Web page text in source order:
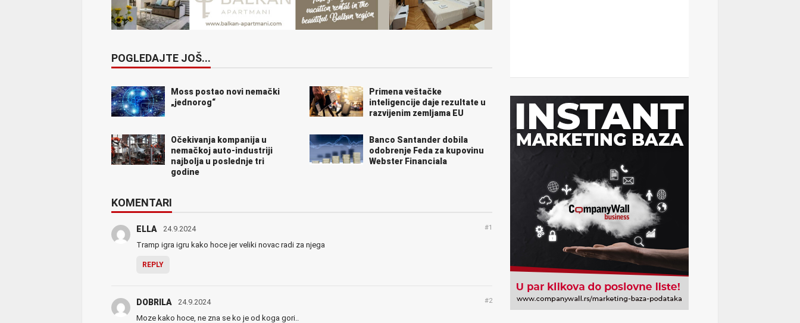
POGLEDAJTE JOŠ...
Moss postao novi nemački
„jednorog“
Primena veštačke
inteligencije daje rezultate u
razvijenim zemljama EU
Očekivanja kompanija u
nemačkoj auto-industriji
najbolja u poslednje tri
godine
Banco Santander dobila
odobrenje Feda za kupovinu
Webster Financiala
KOMENTARI
ELLA 24.9.2024 #1
Tramp igra igru kako hoce jer veliki novac radi za njega
REPLY
DOBRILA 24.9.2024 #2
Moze kako hoce, ne zna se ko je od koga gori..